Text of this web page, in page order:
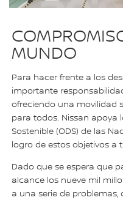
MUNDO
Para hacer frente a los
importante
ofreciendo una movilidad
para todos. Nissan apoya
Sostenible (ODS) de las
logro de estos objetivos a
Dado que se espera que
alcance los nueve mil
a una serie de